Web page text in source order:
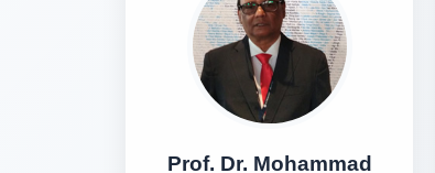
Prof. Dr. Mohammad